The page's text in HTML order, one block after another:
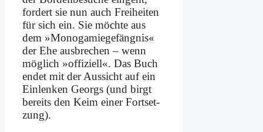
for­dert sie nun auch Frei­hei­ten
für sich ein. Sie möch­te aus
dem »Mo­no­ga­mie­ge­fäng­nis«
der Ehe aus­bre­chen – wenn
mög­lich »of­fi­zi­ell«. Das Buch
en­det mit der Aus­sicht auf ein
Ein­len­ken Ge­orgs (und birgt
be­reits den Keim ei­ner Fort­set­
zung).